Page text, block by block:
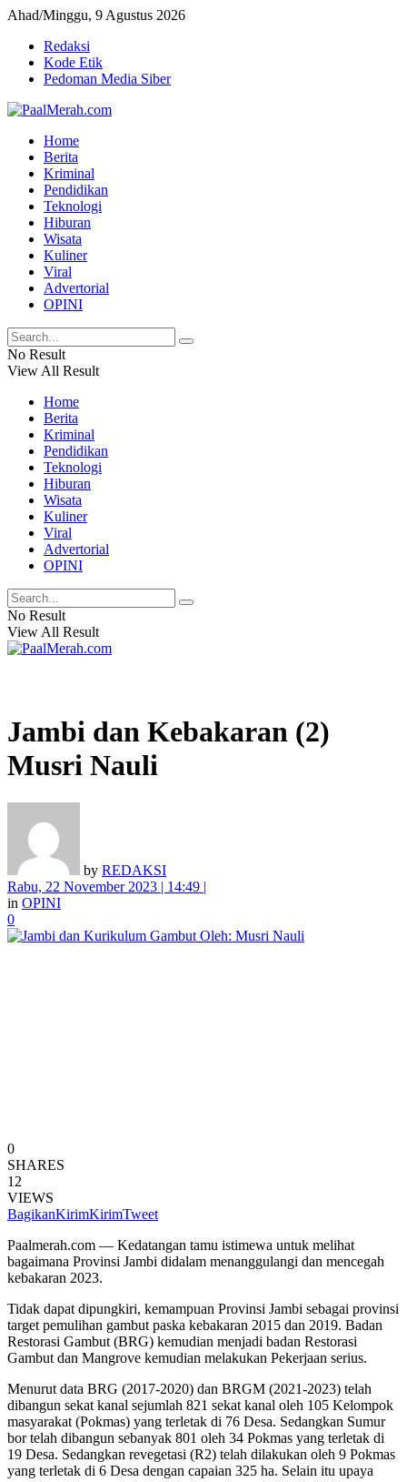
Ahad/Minggu, 9 Agustus 2026
Redaksi
Kode Etik
Pedoman Media Siber
Home
Berita
Kriminal
Pendidikan
Teknologi
Hiburan
Wisata
Kuliner
Viral
Advertorial
OPINI
No Result
View All Result
Home
Berita
Kriminal
Pendidikan
Teknologi
Hiburan
Wisata
Kuliner
Viral
Advertorial
OPINI
No Result
View All Result
Jambi dan Kebakaran (2)
Musri Nauli
by REDAKSI
Rabu, 22 November 2023 | 14:49 |
in OPINI
0
0
SHARES
12
VIEWS
BagikanKirimKirimTweet
Paalmerah.com — Kedatangan tamu istimewa untuk melihat
bagaimana Provinsi Jambi didalam menanggulangi dan mencegah
kebakaran 2023.
Tidak dapat dipungkiri, kemampuan Provinsi Jambi sebagai provinsi
target pemulihan gambut paska kebakaran 2015 dan 2019. Badan
Restorasi Gambut (BRG) kemudian menjadi badan Restorasi
Gambut dan Mangrove kemudian melakukan Pekerjaan serius.
Menurut data BRG (2017-2020) dan BRGM (2021-2023) telah
dibangun sekat kanal sejumlah 821 sekat kanal oleh 105 Kelompok
masyarakat (Pokmas) yang terletak di 76 Desa. Sedangkan Sumur
bor telah dibangun sebanyak 801 oleh 34 Pokmas yang terletak di
19 Desa. Sedangkan revegetasi (R2) telah dilakukan oleh 9 Pokmas
yang terletak di 6 Desa dengan capaian 325 ha. Selain itu upaya